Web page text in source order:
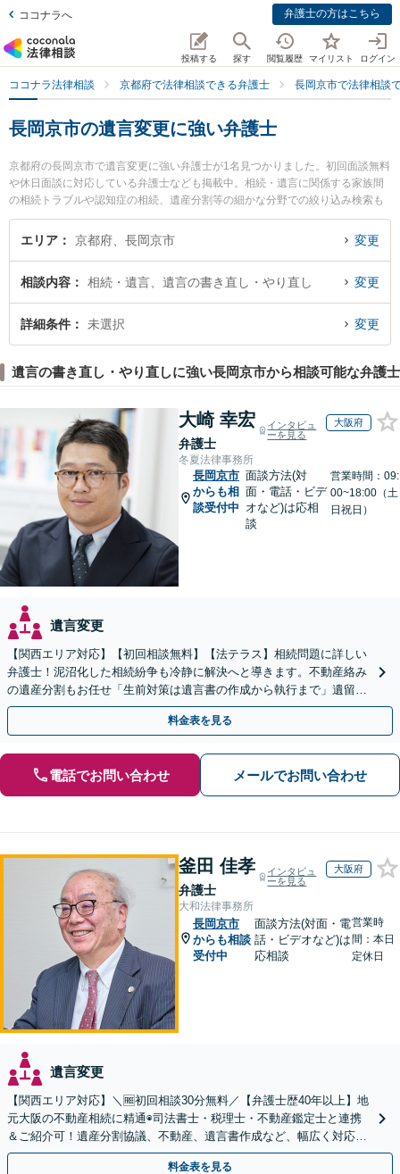
ココナラへ 弁護士の方はこちら
投稿する 探す 閲覧履歴 マイリスト ログイン
ココナラ法律相談 京都府で法律相談できる弁護士 長岡京市で法律相談
長岡京市の遺言変更に強い弁護士
京都府の長岡京市で遺言変更に強い弁護士が1名見つかりました。初回面談無料
や休日面談に対応している弁護士なども掲載中。相続・遺言に関係する家族間
の相続トラブルや認知症の相続、遺産分割等の細かな分野での絞り込み検索も
でき便利です。特に古屋法律事務所の古屋 岳弁護士のプロフィール情報や弁護
士費用、強みなどが注目されています。『長岡京市で土日や夜間に発生した遺
談できる長岡京市内の弁護士に相談予約したい』などでお困りの相談者さんに
おすすめです。
エリア 京都府、長岡京市 変更
相談内容 相続・遺言、遺言の書き直し・やり直し 変更
詳細条件 未選択 変更
遺言の書き直し・やり直しに強い長岡京市から相談可能な弁護士
大崎 幸宏
弁護士
インタビュ
ーを見る
大阪府
冬夏法律事務所
長岡京市
からも相
談受付中
面談方法(対
面・電話・ビデ
オなど)は応相
談
営業時間：09:
00~18:00（土
日祝日）
遺言変更
【関西エリア対応】【初回相談無料】【法テラス】相続問題に詳しい
弁護士！泥沼化した相続紛争も冷静に解決へと導きます。不動産絡み
の遺産分割もお任せ「生前対策は遺言書の作成から執行まで」遺留分
侵害額請求に詳しい【夜間・休日面談】【電話相談可】
料金表を見る
電話でお問い合わせ メールでお問い合わせ
釜田 佳孝
弁護士
インタビュ
ーを見る
大阪府
大和法律事務所
長岡京市
からも相談
受付中
面談方法(対面・電
話・ビデオなど)は
応相談
営業時
間：本日
定休日
遺言変更
【関西エリア対応】＼🆓初回相談30分無料／【弁護士歴40年以上】地
元大阪の不動産相続に精通◉司法書士・税理士・不動産鑑定士と連携
＆ご紹介可！遺産分割協議、不動産、遺言書作成など、幅広く対応し
ます。お気軽にご相談ください
料金表を見る